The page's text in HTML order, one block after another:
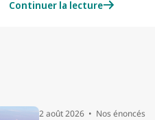
Continuer la lecture
2 août 2026 Nos énoncés